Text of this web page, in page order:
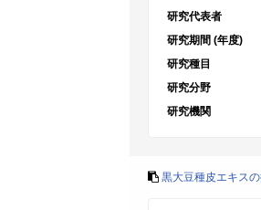
研究代表者
研究期間 (年度)
研究種目
研究分野
研究機関
黒大豆種皮エキス